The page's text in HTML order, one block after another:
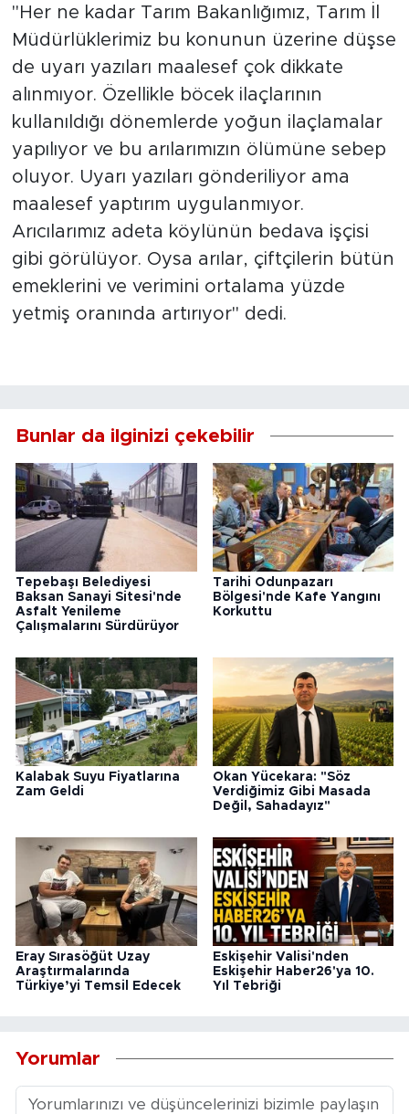
"Her ne kadar Tarım Bakanlığımız, Tarım İl
Müdürlüklerimiz bu konunun üzerine düşse
de uyarı yazıları maalesef çok dikkate
alınmıyor. Özellikle böcek ilaçlarının
kullanıldığı dönemlerde yoğun ilaçlamalar
yapılıyor ve bu arılarımızın ölümüne sebep
oluyor. Uyarı yazıları gönderiliyor ama
maalesef yaptırım uygulanmıyor.
Arıcılarımız adeta köylünün bedava işçisi
gibi görülüyor. Oysa arılar, çiftçilerin bütün
emeklerini ve verimini ortalama yüzde
yetmiş oranında artırıyor" dedi.
Bunlar da ilginizi çekebilir
Tepebaşı Belediyesi
Baksan Sanayi Sitesi'nde
Asfalt Yenileme
Çalışmalarını Sürdürüyor
Tarihi Odunpazarı
Bölgesi'nde Kafe Yangını
Korkuttu
Kalabak Suyu Fiyatlarına
Zam Geldi
Okan Yücekara: "Söz
Verdiğimiz Gibi Masada
Değil, Sahadayız"
Eray Sırasöğüt Uzay
Araştırmalarında
Türkiye’yi Temsil Edecek
Eskişehir Valisi'nden
Eskişehir Haber26'ya 10.
Yıl Tebriği
Yorumlar